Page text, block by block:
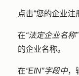
点击“您的企业注
在“法定企业名称
的企业名称。
在“EIN”字段中，